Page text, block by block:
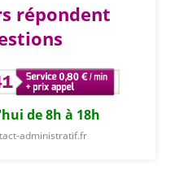
répondent
de 8h à 18h
administratif.fr